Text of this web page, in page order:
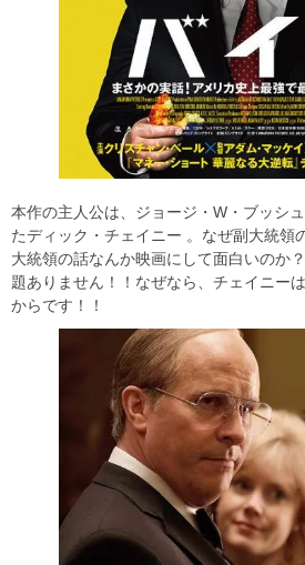
本作の主人公は、ジョージ・W・ブッシ
たディック・チェイニー 。なぜ副大統領
大統領の話なんか映画にして面白いのか
題ありません！！なぜなら、チェイニー
からです！！